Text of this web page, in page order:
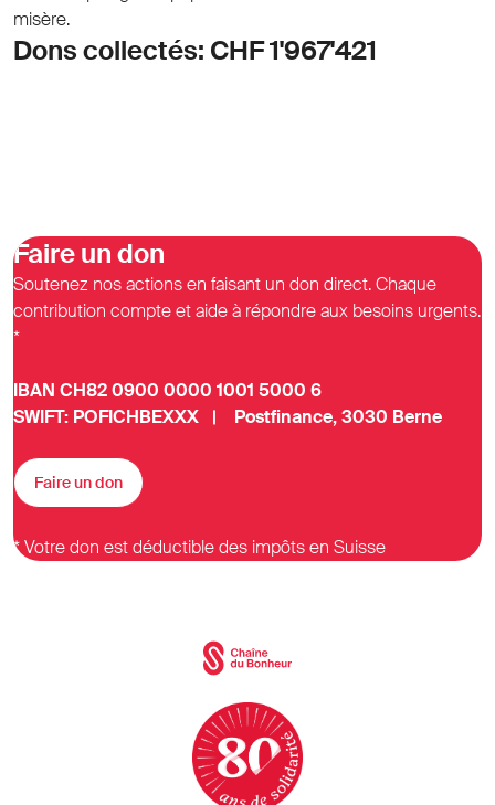
misère.
Dons collectés: CHF 1'967'421
Faire un don
Soutenez nos actions en faisant un don direct. Chaque
contribution compte et aide à répondre aux besoins urgents.
*
IBAN CH82 0900 0000 1001 5000 6
SWIFT: POFICHBEXXX | Postfinance, 3030 Berne
Faire un don
* Votre don est déductible des impôts en Suisse